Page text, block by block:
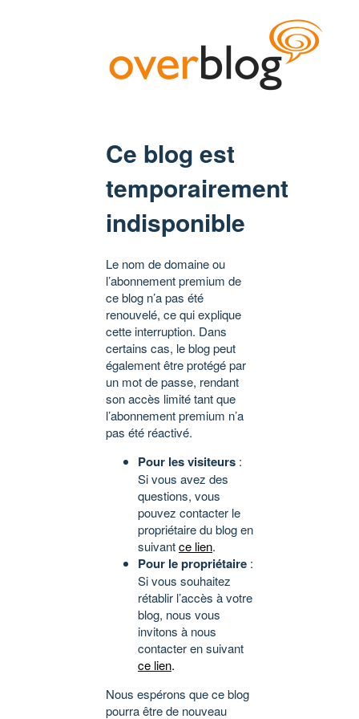
Ce blog est
temporairement
indisponible
Le nom de domaine ou
l’abonnement premium de
ce blog n’a pas été
renouvelé, ce qui explique
cette interruption. Dans
certains cas, le blog peut
également être protégé par
un mot de passe, rendant
son accès limité tant que
l’abonnement premium n’a
pas été réactivé.
Pour les visiteurs :
Si vous avez des
questions, vous
pouvez contacter le
propriétaire du blog en
suivantce lien.
Pour le propriétaire :
Si vous souhaitez
rétablir l’accès à votre
blog, nous vous
invitons à nous
contacter en suivant
ce lien.
Nous espérons que ce blog
pourra être de nouveau